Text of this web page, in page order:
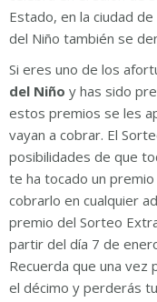
Estado, en la ciudad
del Niño también se
Si eres uno de los
del Niño y has sido
estos premios se les
vayan a cobrar. El
posibilidades de que
te ha tocado un
cobrarlo en cualquier
premio del Sorteo
partir del día 7 de
Recuerda que una
el décimo y perderás